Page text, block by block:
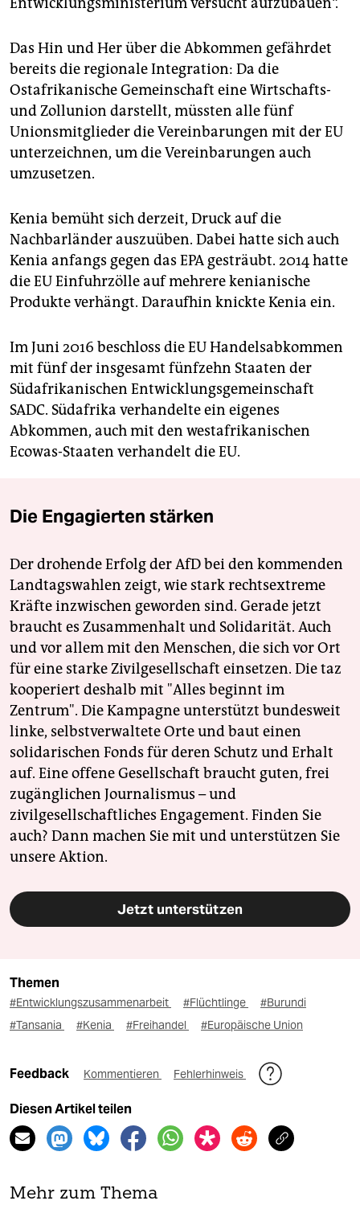
Das Hin und Her über die Abkommen gefährdet
bereits die regionale Integration: Da die
Ostafrikanische Gemeinschaft eine Wirtschafts-
und Zollunion darstellt, müssten alle fünf
Unionsmitglieder die Vereinbarungen mit der EU
unterzeichnen, um die Vereinbarungen auch
umzusetzen.
Kenia bemüht sich derzeit, Druck auf die
Nachbarländer auszuüben. Dabei hatte sich auch
Kenia anfangs gegen das EPA gesträubt. 2014 hatte
die EU Einfuhrzölle auf mehrere kenianische
Produkte verhängt. Daraufhin knickte Kenia ein.
Im Juni 2016 beschloss die EU Handelsabkommen
mit fünf der insgesamt fünfzehn Staaten der
Südafrikanischen Entwicklungsgemeinschaft
SADC. Südafrika verhandelte ein eigenes
Abkommen, auch mit den westafrikanischen
Ecowas-Staaten verhandelt die EU.
Die Engagierten stärken
Der drohende Erfolg der AfD bei den kommenden
Landtagswahlen zeigt, wie stark rechtsextreme
Kräfte inzwischen geworden sind. Gerade jetzt
braucht es Zusammenhalt und Solidarität. Auch
und vor allem mit den Menschen, die sich vor Ort
für eine starke Zivilgesellschaft einsetzen. Die taz
kooperiert deshalb mit "Alles beginnt im
Zentrum". Die Kampagne unterstützt bundesweit
linke, selbstverwaltete Orte und baut einen
solidarischen Fonds für deren Schutz und Erhalt
auf. Eine offene Gesellschaft braucht guten, frei
zugänglichen Journalismus – und
zivilgesellschaftliches Engagement. Finden Sie
auch? Dann machen Sie mit und unterstützen Sie
unsere Aktion.
Jetzt unterstützen
Themen
#Entwicklungszusammenarbeit #Flüchtlinge
#Burundi
#Tansania
#Kenia #Freihandel #Europäische Union
Feedback Kommentieren Fehlerhinweis
Diesen Artikel teilen
Mehr zum Thema